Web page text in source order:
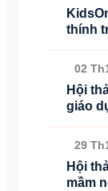
thính
02
Hội
giáo
29
Hội
mầm